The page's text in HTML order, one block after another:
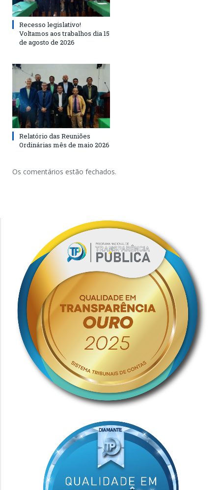
Recesso legislativo!
Voltamos aos trabalhos dia 15
de agosto de 2026
Relatório das Reuniões
Ordinárias mês de maio 2026
Os comentários estão fechados.